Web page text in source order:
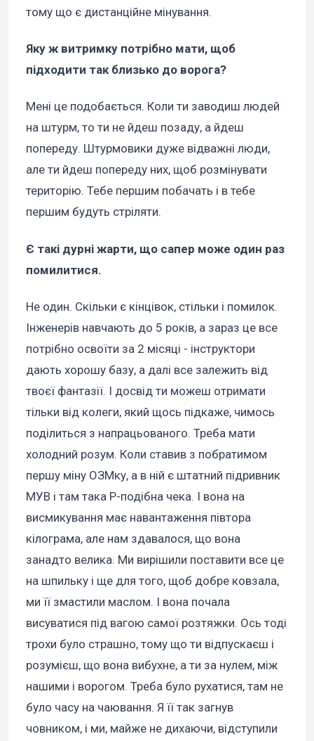
тому що є дистанційне мінування.
Яку ж витримку потрібно мати, щоб
підходити так близько до ворога?
Мені це подобається. Коли ти заводиш людей
на штурм, то ти не йдеш позаду, а йдеш
попереду. Штурмовики дуже відважні люди,
але ти йдеш попереду них, щоб розмінувати
територію. Тебе першим побачать і в тебе
першим будуть стріляти.
Є такі дурні жарти, що сапер може один раз
помилитися.
Не один. Скільки є кінцівок, стільки і помилок.
Інженерів навчають до 5 років, а зараз це все
потрібно освоїти за 2 місяці - інструктори
дають хорошу базу, а далі все залежить від
твоєї фантазії. І досвід ти можеш отримати
тільки від колеги, який щось підкаже, чимось
поділиться з напрацьованого. Треба мати
холодний розум. Коли ставив з побратимом
першу міну ОЗМку, а в ній є штатний підривник
МУВ і там така Р-подібна чека. І вона на
висмикування має навантаження півтора
кілограма, але нам здавалося, що вона
занадто велика. Ми вирішили поставити все це
на шпильку і ще для того, щоб добре ковзала,
ми її змастили маслом. І вона почала
висуватися під вагою самої розтяжки. Ось тоді
трохи було страшно, тому що ти відпускаєш і
розумієш, що вона вибухне, а ти за нулем, між
нашими і ворогом. Треба було рухатися, там не
було часу на чаювання. Я її так загнув
човником, і ми, майже не дихаючи, відступили